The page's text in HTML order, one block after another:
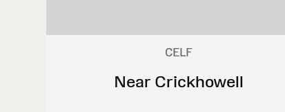
CELF
Near Crickhowell